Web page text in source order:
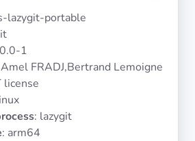
lazygit-portable
1
FRADJ,Bertrand Lemoigne
license
: lazygit
: arm64